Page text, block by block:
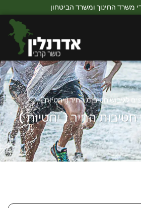
משרד החינוך ומשרד הביטחון
לגיבוש חטיבות החיר ( יחטיות )
חטיבות החיר ( יחטיות )